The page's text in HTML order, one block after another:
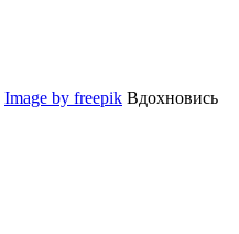
Image by freepik Вдохновись